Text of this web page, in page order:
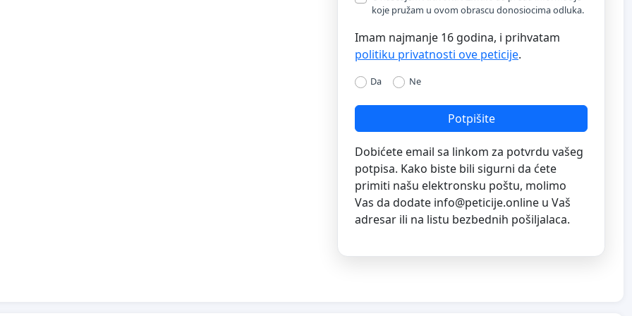
koje pružam u ovom obrascu donosiocima odluka.
Imam najmanje 16 godina, i prihvatam
politiku privatnosti ove peticije.
Da Ne
Potpišite
Dobićete email sa linkom za potvrdu vašeg
potpisa. Kako biste bili sigurni da ćete
primiti našu elektronsku poštu, molimo
Vas da dodate info@peticije.online u Vaš
adresar ili na listu bezbednih pošiljalaca.